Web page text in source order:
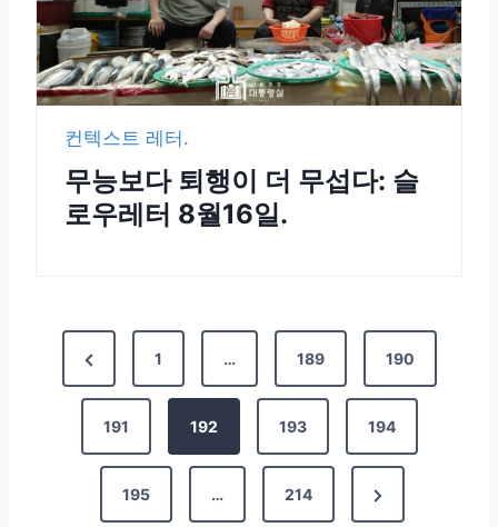
컨텍스트 레터.
무능보다 퇴행이 더 무섭다: 슬
로우레터 8월16일.
1 … 189 190
191 192 193 194
195 … 214